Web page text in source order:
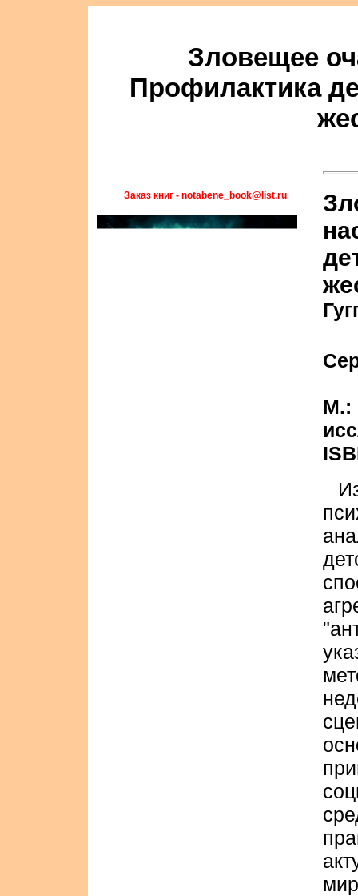
Зловещее
Профилактика
Заказ книг - notabene_book@list.ru
М.: